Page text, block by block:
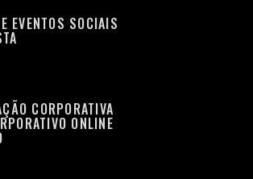
EVENTOS SOCIAIS
CORPORATIVA
ONLINE